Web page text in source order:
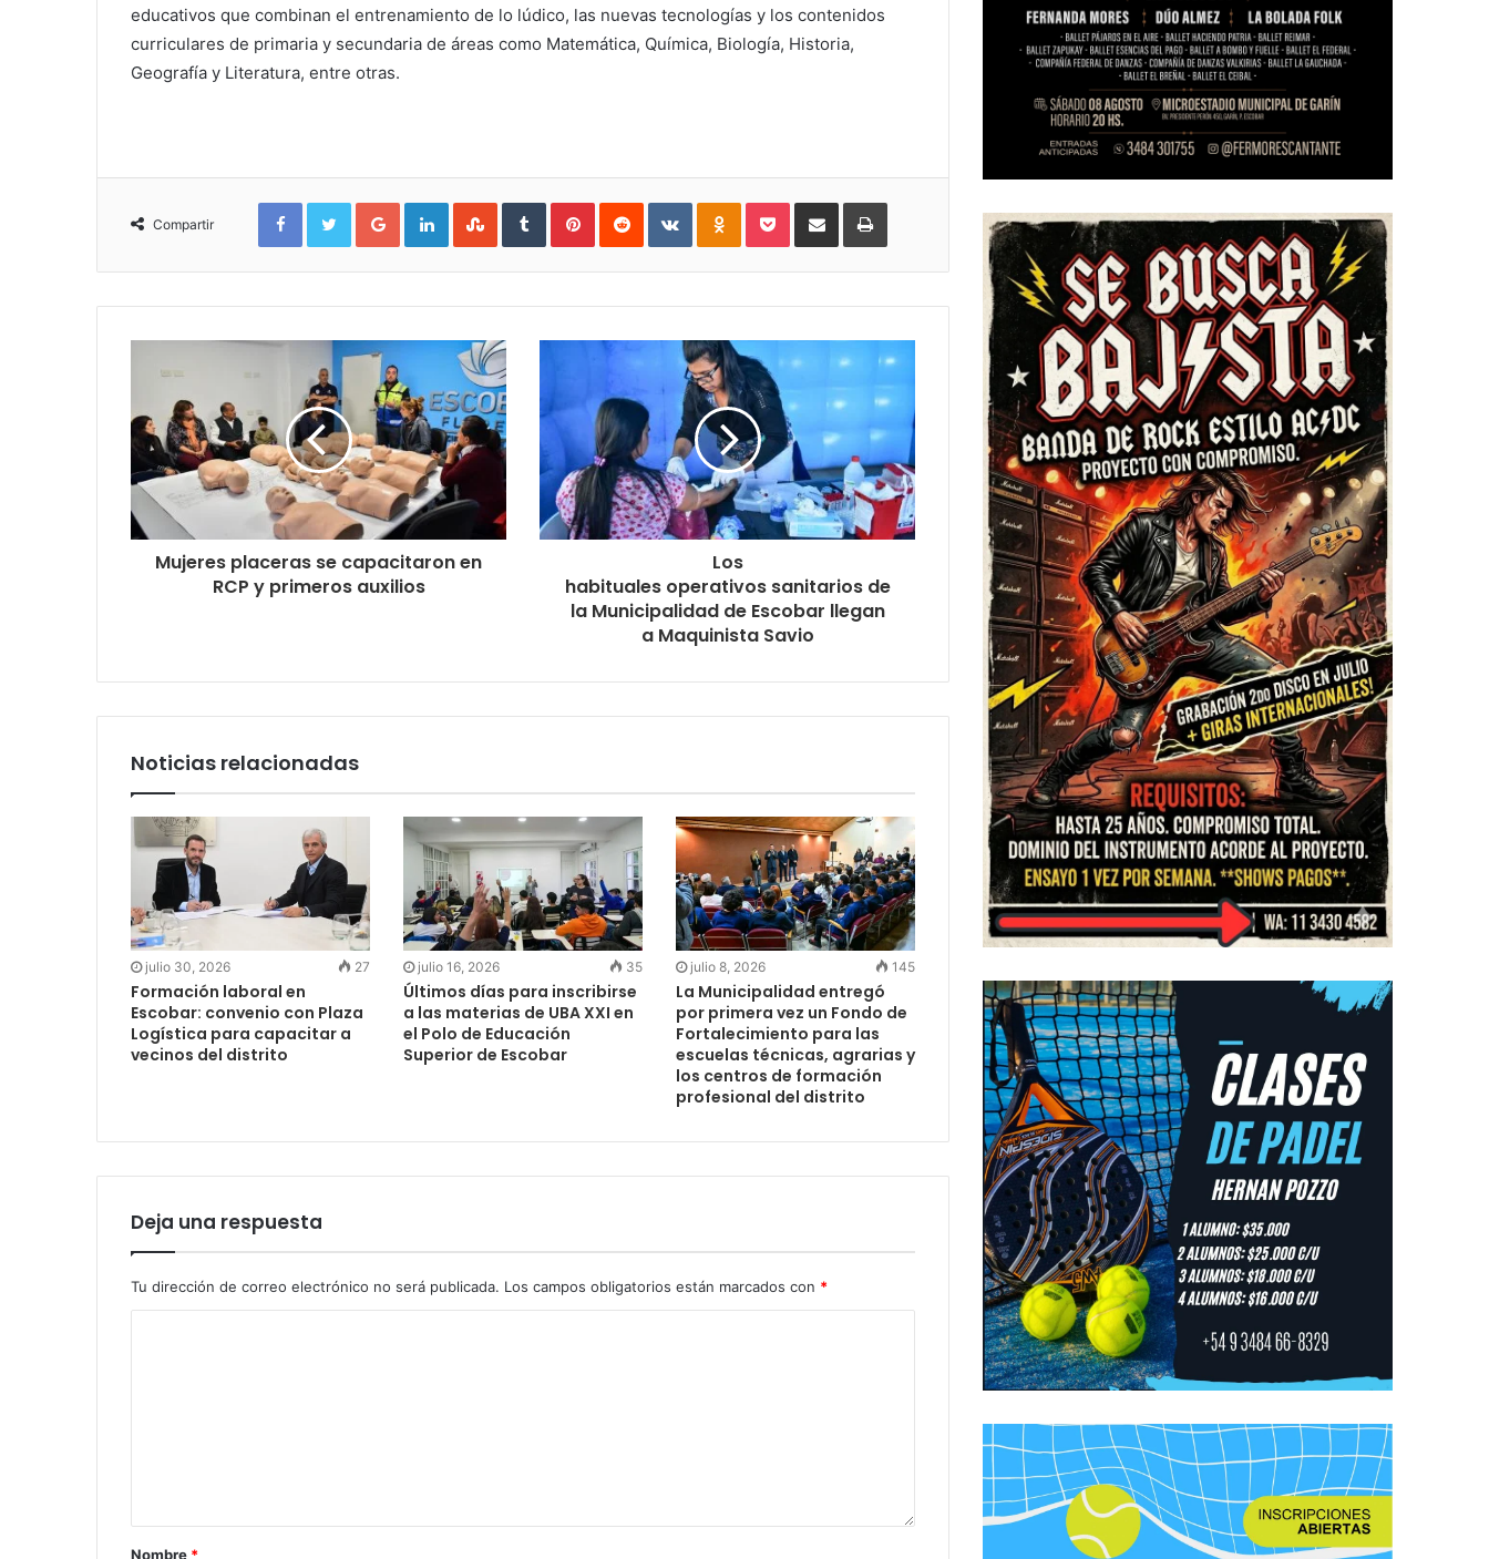
educativos que combinan el entrenamiento de lo lúdico, las nuevas tecnologías y los contenidos
curriculares de primaria y secundaria de áreas como Matemática, Química, Biología, Historia,
Geografía y Literatura, entre otras.
Compartir
FacebookTwitterGoogle+LinkedInStumbleUpon
TumblrPinterestReddit VKontakteOdnoklassniki
PocketShare
Email
Print
Mujeres placeras se capacitaron en
RCP y primeros auxilios
Los
habituales operativos sanitarios de
la Municipalidad de Escobar llegan
a Maquinista Savio
Noticias relacionadas
julio 30, 2026 27
Formación laboral en
Escobar: convenio con Plaza
Logística para capacitar a
vecinos del distrito
julio 16, 2026 35
Últimos días para inscribirse
a las materias de UBA XXI en
el Polo de Educación
Superior de Escobar
julio 8, 2026 145
La Municipalidad entregó
por primera vez un Fondo de
Fortalecimiento para las
escuelas técnicas, agrarias y
los centros de formación
profesional del distrito
Deja una respuesta
Tu dirección de correo electrónico no será publicada. Los campos obligatorios están marcados con *
Nombre *